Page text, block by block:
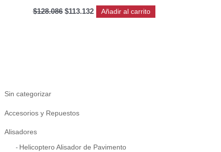
Sin categorizar
Accesorios y Repuestos
Alisadores
Helicoptero Alisador de Pavimento
$128.086 $113.132 Añadir al carrito